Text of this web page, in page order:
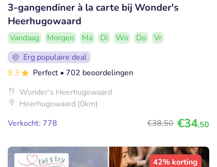
3-gangendiner à la carte bij Wonder's
Heerhugowaard
Vandaag Morgen Ma Di Wo Do
Vr
Erg populaire deal
9.3
Perfect • 702 beoordelingen
Wonder's Heerhugowaard
Heerhugowaard (0km)
Verkocht: 778
€38,50 €34,50
42% korting